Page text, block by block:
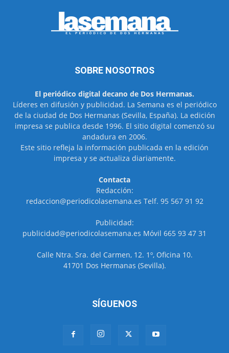
SOBRE NOSOTROS
El periódico digital decano de Dos Hermanas.
Líderes en difusión y publicidad. La Semana es el periódico
de la ciudad de Dos Hermanas (Sevilla, España). La edición
impresa se publica desde 1996. El sitio digital comenzó su
andadura en 2006.
Este sitio refleja la información publicada en la edición
impresa y se actualiza diariamente.
Contacta
Redacción:
redaccion@periodicolasemana.es Telf. 95 567 91 92
Publicidad:
publicidad@periodicolasemana.es Móvil 665 93 47 31
Calle Ntra. Sra. del Carmen, 12. 1º, Oficina 10.
41701 Dos Hermanas (Sevilla).
SÍGUENOS